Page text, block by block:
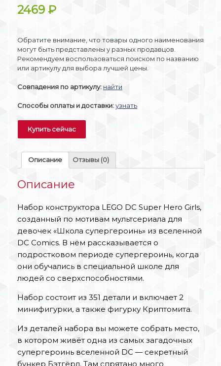
2469 ₽
Обратите внимание, что товары одного наименования
могут быть представлены у разных продавцов.
Рекомендуем воспользоваться поиском по названию
или артикулу для выбора лучшей цены.
Совпадения по артикулу: найти
Способы оплаты и доставки:узнать
Купить сейчас
Описание Отзывы (0)
Описание
Набор конструктора LEGO DC Super Hero Girls,
созданный по мотивам мультсериала для
девочек «Школа супергероинь» из вселенной
DC Comics. В нём рассказывается о
подростковом периоде супергероинь, когда
они обучались в специальной школе для
людей со сверхспособностями.
Набор состоит из 351 детали и включает 2
минифигурки, а также фигурку Криптомита.
Из деталей набора вы можете собрать место,
в котором живёт одна из самых загадочных
супергероинь вселенной DC — секретный
бункер Бэтгёрл. Там спрятано много